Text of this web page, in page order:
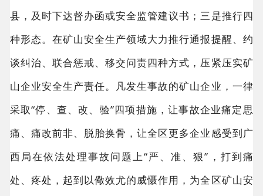
县，及时下达督办函或安全监管建议书；三是推行四
种形态。在矿山安全生产领域大力推行通报提醒、约
谈纠治、联合惩戒、移交问责四种方式，压紧压实矿
山企业安全生产责任。凡发生事故的矿山企业，一律
采取“停、查、改、验”四项措施，让事故企业痛定思
痛、痛改前非、脱胎换骨，让全区更多企业感受到广
西局在依法处理事故问题上“严、准、狠”，打到痛
处、疼处，起到以儆效尤的威慑作用，为全区矿山安